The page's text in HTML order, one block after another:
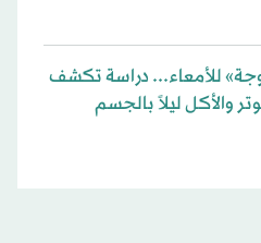
للأمعاء... دراسة تكشف
والأكل ليلاً بالجسم